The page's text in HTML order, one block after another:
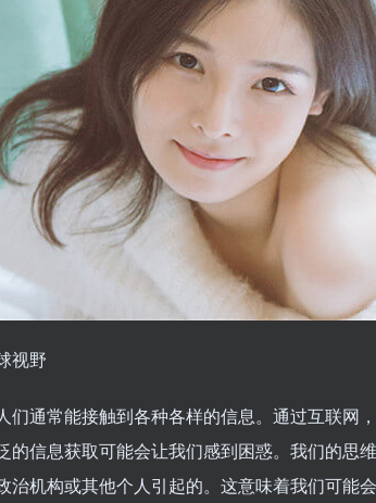
视野
们通常能接触到各种各样的信息。通过互联网
的信息获取可能会让我们感到困惑。我们的思
治机构或其他个人引起的。这意味着我们可能